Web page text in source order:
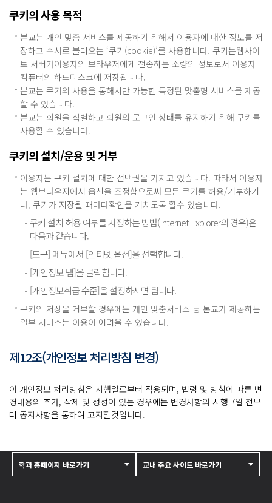
쿠키의 사용 목적
본교는 개인 맞춤 서비스를 제공하기 위해서 이용자에 대한 정보를 저
장하고 수시로 불러오는 ‘쿠키(cookie)’를 사용합니다. 쿠키는웹사이
트 서버가이용자의 브라우저에게 전송하는 소량의 정보로서 이용자
컴퓨터의 하드디스크에 저장됩니다.
본교는 쿠키의 사용을 통해서만 가능한 특정된 맞춤형 서비스를 제공
할 수 있습니다.
본교는 회원을 식별하고 회원의 로그인 상태를 유지하기 위해 쿠키를
사용할 수 있습니다.
쿠키의 설치/운용 및 거부
이용자는 쿠키 설치에 대한 선택권을 가지고 있습니다. 따라서 이용자
는 웹브라우저에서 옵션을 조정함으로써 모든 쿠키를 허용/거부하거
나, 쿠키가 저장될 때마다확인을 거치도록 할수 있습니다.
쿠키 설치 허용 여부를 지정하는 방법(Internet Explorer의 경우)은
다음과 같습니다.
[도구] 메뉴에서 [인터넷 옵션]을 선택합니다.
[개인정보 탭]을 클릭합니다.
[개인정보취급 수준]을 설정하시면 됩니다.
쿠키의 저장을 거부할 경우에는 개인 맞춤서비스 등 본교가 제공하는
일부 서비스는 이용이 어려울 수 있습니다.
제12조(개인정보 처리방침 변경)
이 개인정보 처리방침은 시행일로부터 적용되며, 법령 및 방침에 따른 변
경내용의 추가, 삭제 및 정정이 있는 경우에는 변경사항의 시행 7일 전부
터 공지사항을 통하여 고지할것입니다.
학과 홈페이지 바로가기 교내 주요 사이트 바로가기